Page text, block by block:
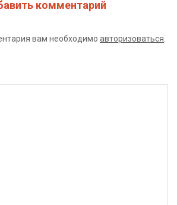
комментарий
вам необходимо авторизоваться